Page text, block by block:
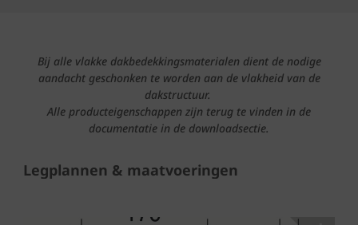
Bij alle vlakke dakbedekkingsmaterialen dient de nodige
aandacht geschonken te worden aan de vlakheid van de
dakstructuur.
Alle producteigenschappen zijn terug te vinden in de
documentatie in de downloadsectie.
Legplannen & maatvoeringen